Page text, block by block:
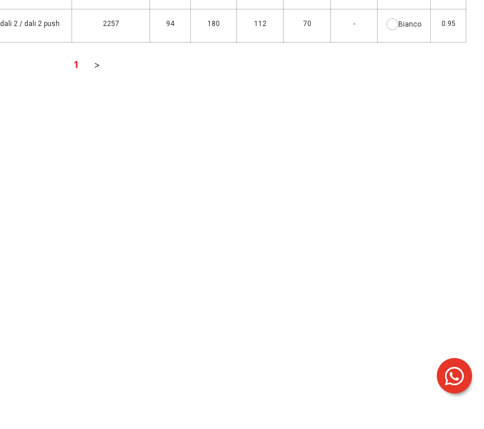
dali 2 / dali 2 push 2257 94 180 112 70 - Bianco 0.95
1 >